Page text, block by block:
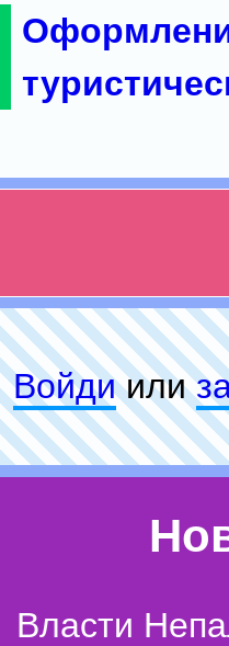
Войдиили
Власти